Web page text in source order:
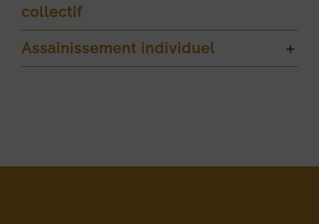
collectif
Assainissement individuel